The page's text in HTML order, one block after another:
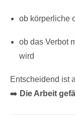
ob körperliche
ob das Verbot
wird
Entscheidend ist
➡️ Die Arbeit